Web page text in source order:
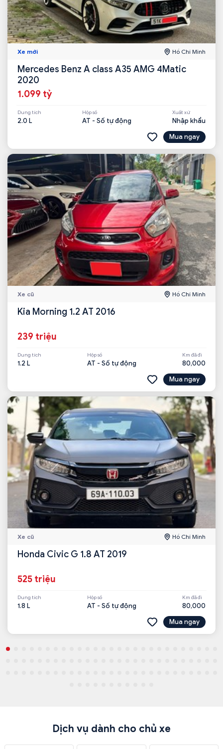
Xe mới Hồ Chí Minh
Mercedes Benz A class A35 AMG 4Matic
2020
1.099 tỷ
Dung tích
2.0 L
Hộp số
AT - Số tự động
Xuất xứ
Nhập khẩu
Mua ngay
Xe cũ Hồ Chí Minh
Kia Morning 1.2 AT 2016
239 triệu
Dung tích
1.2 L
Hộp số
AT - Số tự động
Km đã đi
80,000
Mua ngay
Xe cũ Hồ Chí Minh
Honda Civic G 1.8 AT 2019
525 triệu
Dung tích
1.8 L
Hộp số
AT - Số tự động
Km đã đi
80,000
Mua ngay
Dịch vụ dành cho chủ xe